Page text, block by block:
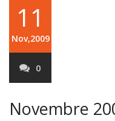
11
Nov,2009
0
Novembre